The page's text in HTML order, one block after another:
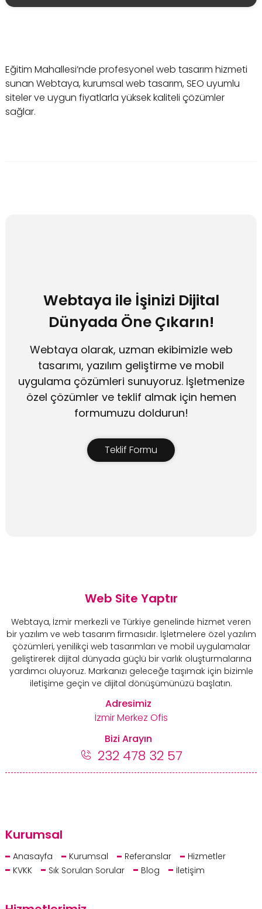
Eğitim Mahallesi’nde profesyonel web tasarım hizmeti
sunan Webtaya, kurumsal web tasarım, SEO uyumlu
siteler ve uygun fiyatlarla yüksek kaliteli çözümler
sağlar.
Webtaya ile İşinizi Dijital
Dünyada Öne Çıkarın!
Webtaya olarak, uzman ekibimizle web
tasarımı, yazılım geliştirme ve mobil
uygulama çözümleri sunuyoruz. İşletmenize
özel çözümler ve teklif almak için hemen
formumuzu doldurun!
Teklif Formu
Kurumsal
Anasayfa Kurumsal Referanslar
Hizmetler
KVKK
Sık Sorulan Sorular Blog İletişim
Web Site Yaptır
Webtaya, İzmir merkezli ve Türkiye genelinde hizmet veren
bir yazılım ve web tasarım firmasıdır. İşletmelere özel yazılım
çözümleri, yenilikçi web tasarımları ve mobil uygulamalar
geliştirerek dijital dünyada güçlü bir varlık oluşturmalarına
yardımcı oluyoruz. Markanızı geleceğe taşımak için bizimle
iletişime geçin ve dijital dönüşümünüzü başlatın.
Adresimiz
İzmir Merkez Ofis
Bizi Arayın
232 478 32 57